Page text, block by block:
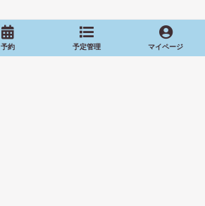
予約 予定管理 マイページ